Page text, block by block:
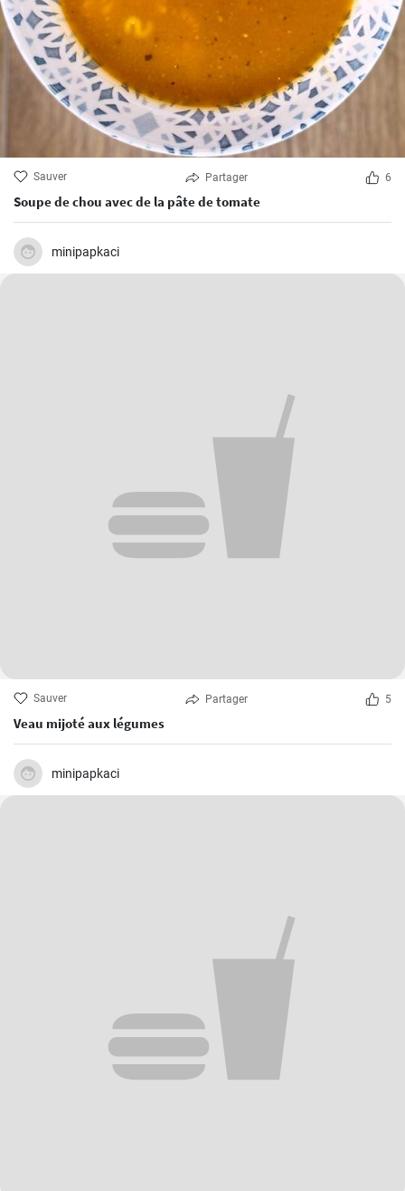
Sauver Partager 6
Soupe de chou avec de la pâte de tomate
minipapkaci
Sauver Partager 5
Veau mijoté aux légumes
minipapkaci